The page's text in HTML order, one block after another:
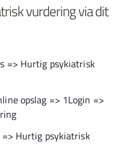
vurdering via dit
=> Hurtig psykiatrisk
opslag => 1Login =>
Hurtig psykiatrisk